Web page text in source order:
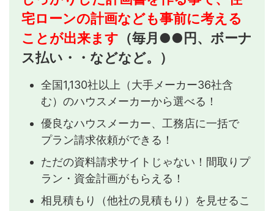
宅ローンの計画なども事前に考える
ことが出来ます （毎月●●円、ボーナ
ス払い・・などなど。）
全国1,130社以上（大手メーカー36社含
む）のハウスメーカーから選べる！
優良なハウスメーカー、工務店に一括で
プラン請求依頼ができる！
ただの資料請求サイトじゃない！間取りプ
ラン・資金計画がもらえる！
相見積もり（他社の見積もり）を見せるこ